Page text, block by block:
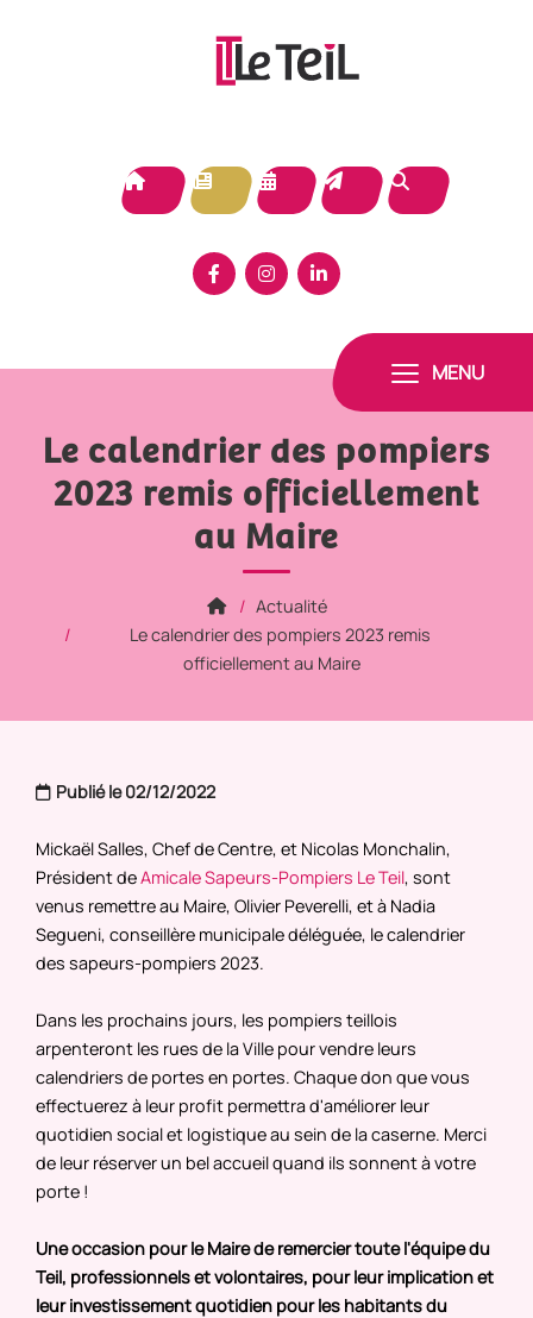
MENU
Le calendrier des pompiers
2023 remis officiellement
au Maire
Actualité
Le calendrier des pompiers 2023 remis
officiellement au Maire
Publié le 02/12/2022
Mickaël Salles, Chef de Centre, et Nicolas Monchalin,
Président deAmicale Sapeurs-Pompiers Le Teil, sont
venus remettre au Maire, Olivier Peverelli, et à Nadia
Segueni, conseillère municipale déléguée, le calendrier
des sapeurs-pompiers 2023.
Dans les prochains jours, les pompiers teillois
arpenteront les rues de la Ville pour vendre leurs
calendriers de portes en portes. Chaque don que vous
effectuerez à leur profit permettra d'améliorer leur
quotidien social et logistique au sein de la caserne. Merci
de leur réserver un bel accueil quand ils sonnent à votre
porte !
Une occasion pour le Maire de remercier toute l'équipe du
Teil, professionnels et volontaires, pour leur implication et
leur investissement quotidien pour les habitants du